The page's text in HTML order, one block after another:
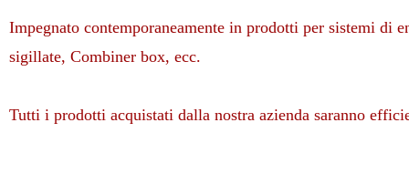
Impegnato contemporaneamente in prodotti per sistemi di
sigillate, Combiner box, ecc.
Tutti i prodotti acquistati dalla nostra azienda saranno